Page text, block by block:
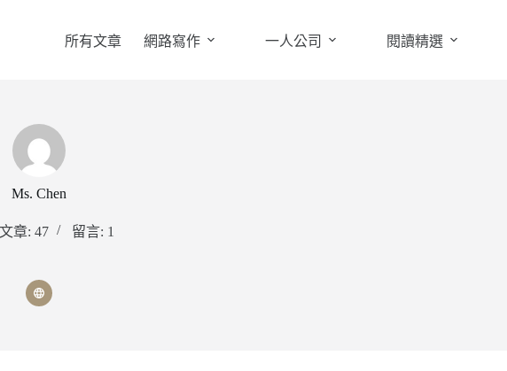
所有文章 網路寫作 一人公司 閱讀精選
Ms. Chen
文章: 47 留言: 1